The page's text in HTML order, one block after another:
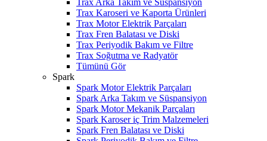
Trax Arka Takım ve Süspansiyon
Trax Karoseri ve Kaporta Ürünleri
Trax Motor Elektrik Parçaları
Trax Fren Balatası ve Diski
Trax Periyodik Bakım ve Filtre
Trax Soğutma ve Radyatör
Tümünü Gör
Spark
Spark Motor Elektrik Parçaları
Spark Arka Takım ve Süspansiyon
Spark Motor Mekanik Parçaları
Spark Karoser iç Trim Malzemeleri
Spark Fren Balatası ve Diski